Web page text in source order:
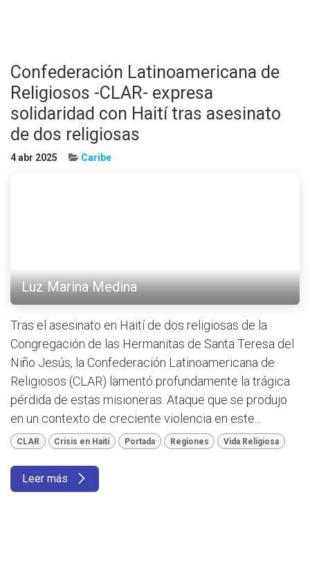
Confederación Latinoamericana de
Religiosos -CLAR- expresa
solidaridad con Haití tras asesinato
de dos religiosas
4 abr 2025 Caribe
Luz Marina Medina
Tras el asesinato en Haití de dos religiosas de la
Congregación de las Hermanitas de Santa Teresa del
Niño Jesús, la Confederación Latinoamericana de
Religiosos (CLAR) lamentó profundamente la trágica
pérdida de estas misioneras. Ataque que se produjo
en un contexto de creciente violencia en este...
CLAR Crisis en Haití Portada Regiones Vida Religiosa
Leer más